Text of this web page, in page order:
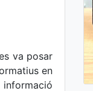
va posar
en
informació